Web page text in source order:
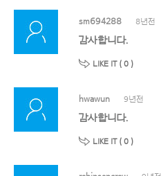
sm694288 8년전
감사합니다.
LIKE IT ( 0 )
hwawun 9년전
감사합니다.
LIKE IT ( 0 )